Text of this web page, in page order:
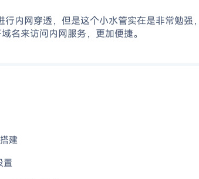
内网穿透，但是这个小水管实在是非常勉强
名来访问内网服务，更加便捷。
建
置